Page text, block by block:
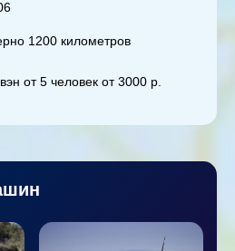
1200 километров
от 5 человек от 3000 р.